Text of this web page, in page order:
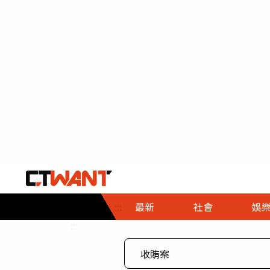
::: 最新 社會
社會首頁
時事
娛樂
娛樂首頁
即時
專題
財經首頁
熱線
３Ｃ
政